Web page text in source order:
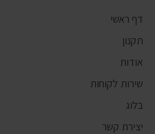
דף ראשי
תקנון
אודות
שירות לקוחות
בלוג
יצירת קשר